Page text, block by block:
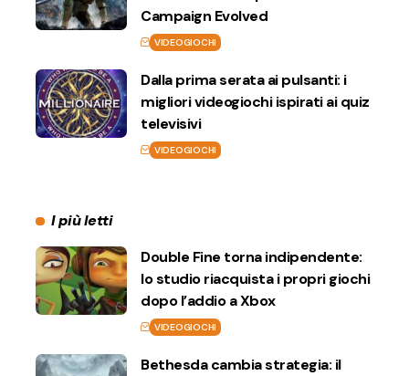
Campaign Evolved
VIDEOGIOCHI
Dalla prima serata ai pulsanti: i
migliori videogiochi ispirati ai quiz
televisivi
VIDEOGIOCHI
I più letti
Double Fine torna indipendente:
lo studio riacquista i propri giochi
dopo l’addio a Xbox
VIDEOGIOCHI
Bethesda cambia strategia: il